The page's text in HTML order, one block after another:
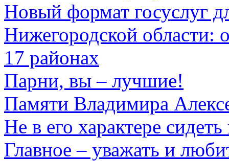
Новый формат госуслуг
Нижегородской области:
17 районах
Парни, вы – лучшие!
Памяти Владимира
Не в его характере
Главное – уважать и